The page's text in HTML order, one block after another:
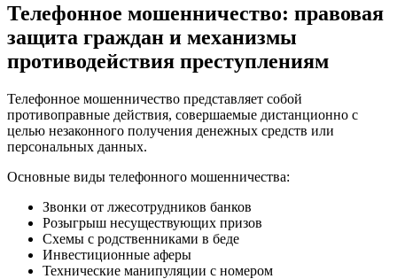
Телефонное мошенничество: правовая
защита граждан и механизмы
противодействия преступлениям
Телефонное мошенничество представляет собой
противоправные действия, совершаемые дистанционно с
целью незаконного получения денежных средств или
персональных данных.
Основные виды телефонного мошенничества:
Звонки от лжесотрудников банков
Розыгрыш несуществующих призов
Схемы с родственниками в беде
Инвестиционные аферы
Технические манипуляции с номером